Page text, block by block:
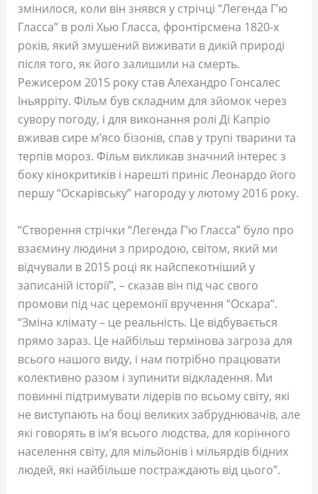
змінилося, коли він знявся у стрічці “Легенда Г’ю
Гласса” в ролі Хью Гласса, фронтірсмена 1820-х
років, який змушений виживати в дикій природі
після того, як його залишили на смерть.
Режисером 2015 року став Алехандро Гонсалес
Іньярріту. Фільм був складним для зйомок через
сувору погоду, і для виконання ролі Ді Капріо
вживав сире м’ясо бізонів, спав у трупі тварини та
терпів мороз. Фільм викликав значний інтерес з
боку кінокритиків і нарешті приніс Леонардо його
першу “Оскарівську” нагороду у лютому 2016 року.
“Створення стрічки “Легенда Г’ю Гласса” було про
взаємину людини з природою, світом, який ми
відчували в 2015 році як найспекотніший у
записаній історії”, – сказав він під час свого
промови під час церемонії вручення “Оскара”.
“Зміна клімату – це реальність. Це відбувається
прямо зараз. Це найбільш термінова загроза для
всього нашого виду, і нам потрібно працювати
колективно разом і зупинити відкладення. Ми
повинні підтримувати лідерів по всьому світу, які
не виступають на боці великих забруднювачів, але
які говорять в ім’я всього людства, для корінного
населення світу, для мільйонів і мільярдів бідних
людей, які найбільше постраждають від цього”.